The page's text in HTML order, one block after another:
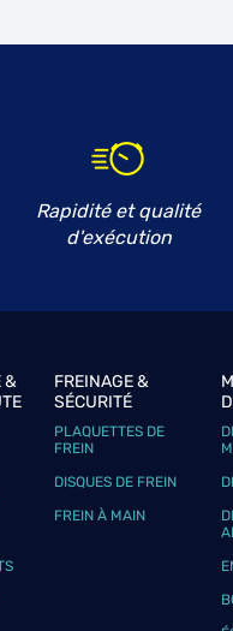
du Desclaud
Téléphone
AUTOMOBILE
actuellement
Téléphone
DE LA HOUSE
Saint-Jacques de
Rapidité et qualité
d'exécution
&
FREINAGE &
SÉCURITÉ
PLAQUETTES DE
FREIN
DISQUES DE FREIN
FREIN À MAIN